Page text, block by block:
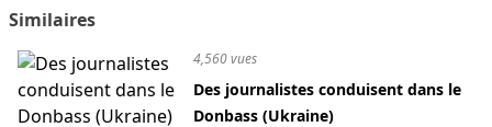
Similaires
4,560 vues
Des journalistes conduisent dans le
Donbass (Ukraine)